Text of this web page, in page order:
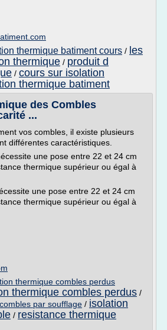
thermique batiment cours / les
thermique / produit d
/ cours sur isolation
thermique batiment
des Combles
...
vos combles, il existe plusieurs
différentes caractéristiques.
une pose entre 22 et 24 cm
thermique supérieur ou égal à
une pose entre 22 et 24 cm
thermique supérieur ou égal à
thermique combles perdus
thermique combles perdus /
par soufflage / isolation
/ resistance thermique